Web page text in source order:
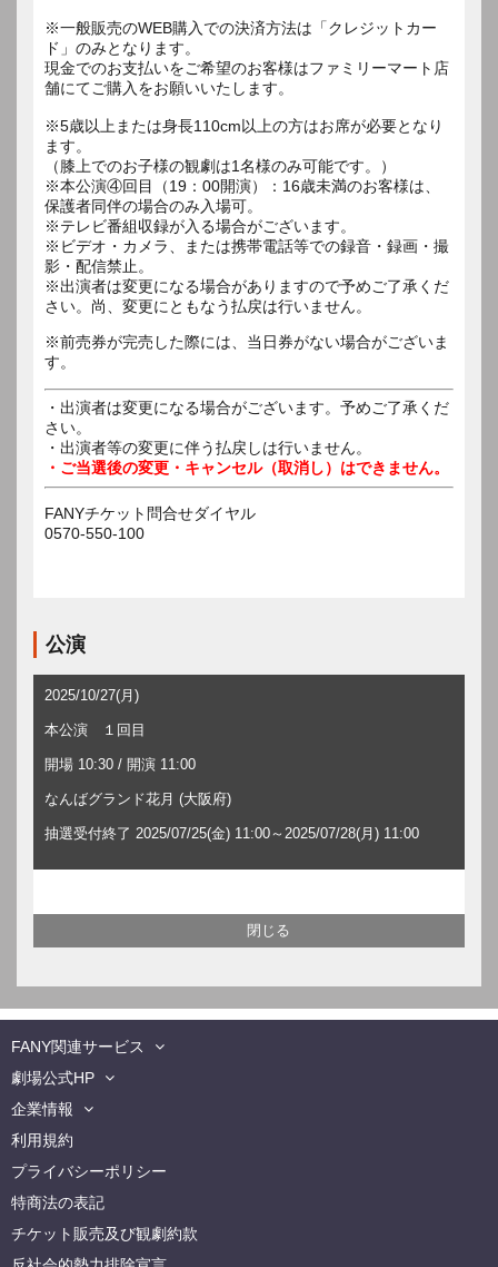
※一般販売のWEB購入での決済方法は「クレジットカー
ド」のみとなります。
現金でのお支払いをご希望のお客様はファミリーマート店
舗にてご購入をお願いいたします。
※5歳以上または身長110cm以上の方はお席が必要となり
ます。
（膝上でのお子様の観劇は1名様のみ可能です。）
※本公演④回目（19：00開演）：16歳未満のお客様は、
保護者同伴の場合のみ入場可。
※テレビ番組収録が入る場合がございます。
※ビデオ・カメラ、または携帯電話等での録音・録画・撮
影・配信禁止。
※出演者は変更になる場合がありますので予めご了承くだ
さい。尚、変更にともなう払戻は行いません。
※前売券が完売した際には、当日券がない場合がございま
す。
・出演者は変更になる場合がございます。予めご了承くだ
さい。
・出演者等の変更に伴う払戻しは行いません。
・ご当選後の変更・キャンセル（取消し）はできません。
FANYチケット問合せダイヤル
0570-550-100
公演
2025/10/27(月)
本公演 １回目
開場 10:30 / 開演 11:00
なんばグランド花月 (大阪府)
抽選受付終了 2025/07/25(金) 11:00～2025/07/28(月) 11:00
FANY関連サービス
劇場公式HP
企業情報
利用規約
プライバシーポリシー
特商法の表記
チケット販売及び観劇約款